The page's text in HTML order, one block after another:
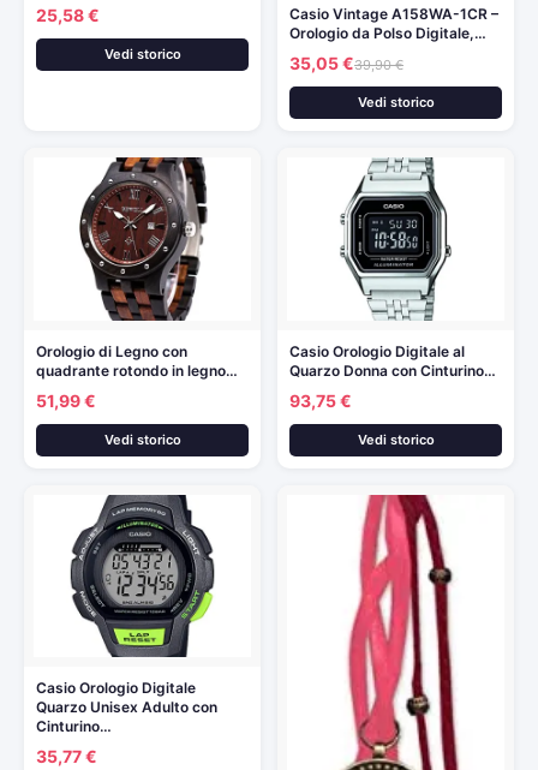
25,58 €
Vedi storico
Casio Vintage A158WA-1CR –
Orologio da Polso Digitale,…
35,05 €39,90 €
Vedi storico
Orologio di Legno con
quadrante rotondo in legno…
51,99 €
Vedi storico
Casio Orologio Digitale al
Quarzo Donna con Cinturino…
93,75 €
Vedi storico
Casio Orologio Digitale
Quarzo Unisex Adulto con
Cinturino…
35,77 €